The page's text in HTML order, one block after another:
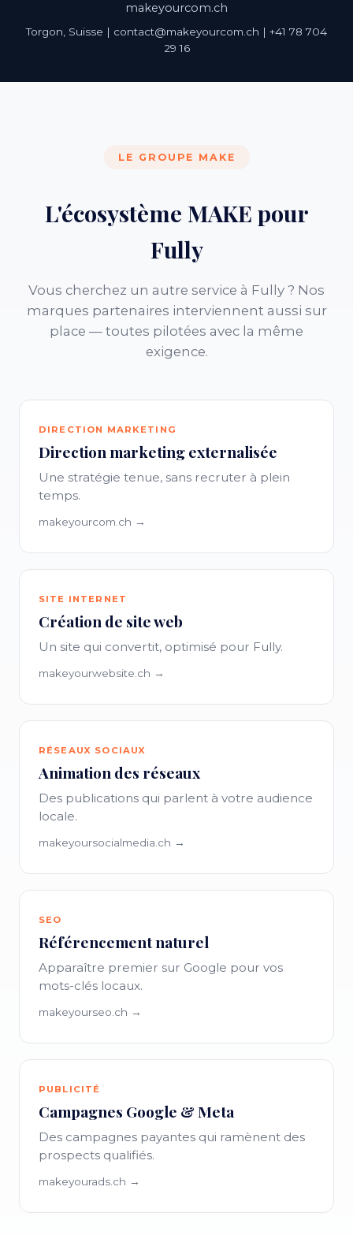
makeyourcom.ch
Torgon, Suisse | contact@makeyourcom.ch | +41 78 704
29 16
LE GROUPE MAKE
L'écosystème MAKE pour
Fully
Vous cherchez un autre service à Fully ? Nos
marques partenaires interviennent aussi sur
place — toutes pilotées avec la même
exigence.
DIRECTION MARKETING
Direction marketing externalisée
Une stratégie tenue, sans recruter à plein
temps.
makeyourcom.ch →
SITE INTERNET
Création de site web
Un site qui convertit, optimisé pour Fully.
makeyourwebsite.ch →
RÉSEAUX SOCIAUX
Animation des réseaux
Des publications qui parlent à votre audience
locale.
makeyoursocialmedia.ch →
SEO
Référencement naturel
Apparaître premier sur Google pour vos
mots-clés locaux.
makeyourseo.ch →
PUBLICITÉ
Campagnes Google & Meta
Des campagnes payantes qui ramènent des
prospects qualifiés.
makeyourads.ch →